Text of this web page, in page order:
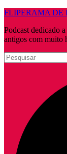
FLIPERAMA DE
Podcast dedicado
antigos com muito